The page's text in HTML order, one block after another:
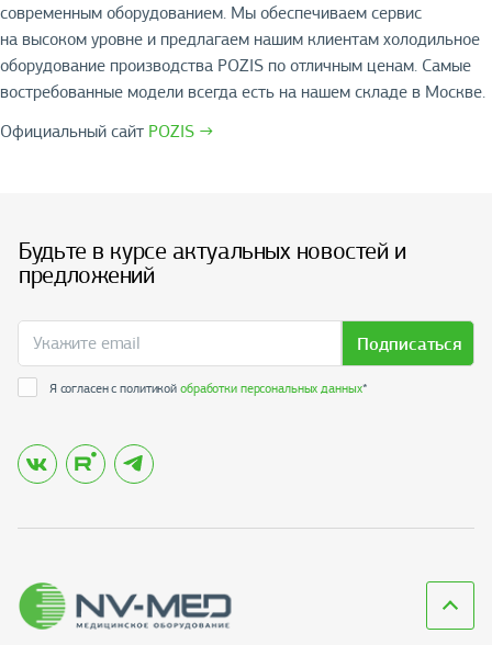
современным оборудованием. Мы обеспечиваем сервис
на высоком уровне и предлагаем нашим клиентам холодильное
оборудование производства POZIS по отличным ценам. Самые
востребованные модели всегда есть на нашем складе в Москве.
Официальный сайт POZIS →
Будьте в курсе актуальных новостей и
предложений
Подписаться
Я согласен с политикойобработки персональных данных*